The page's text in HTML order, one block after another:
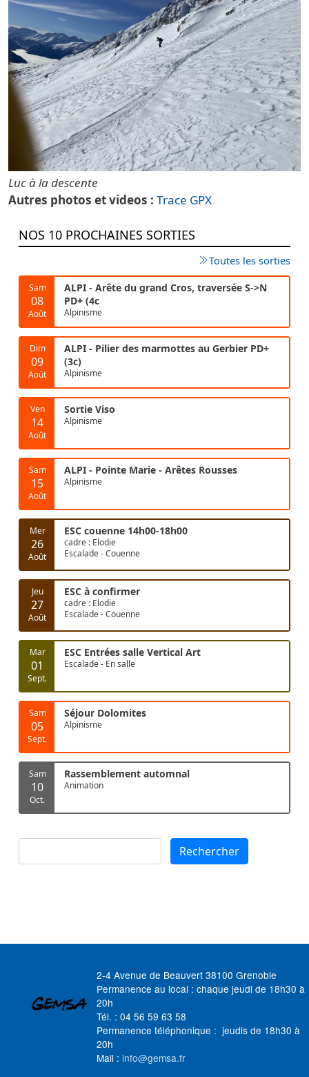
Luc à la descente
Autres photos et videos
Trace GPX
NOS 10 PROCHAINES SORTIES
Toutes les sorties
Sam
08
Août
ALPI - Arête du grand Cros, traversée S->N
PD+ (4c
Alpinisme
Dim
09
Août
ALPI - Pilier des marmottes au Gerbier PD+
(3c)
Alpinisme
Ven
14
Août
Sortie Viso
Alpinisme
Sam
15
Août
ALPI - Pointe Marie - Arêtes Rousses
Alpinisme
Mer
26
Août
ESC couenne 14h00-18h00
cadre : Elodie
Escalade - Couenne
Jeu
27
Août
ESC à confirmer
cadre : Elodie
Escalade - Couenne
Mar
01
Sept.
ESC Entrées salle Vertical Art
Escalade - En salle
Sam
05
Sept.
Séjour Dolomites
Alpinisme
Sam
10
Oct.
Rassemblement automnal
Animation
Rechercher Rechercher
2-4 Avenue de Beauvert 38100 Grenoble
Permanence au local : chaque jeudi de 18h30 à
20h
Tél. : 04 56 59 63 58
Permanence téléphonique : jeudis de 18h30 à
20h
Mail : info@gemsa.fr